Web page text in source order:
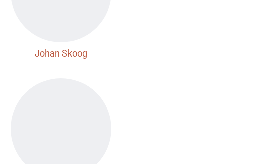
Johan Skoog